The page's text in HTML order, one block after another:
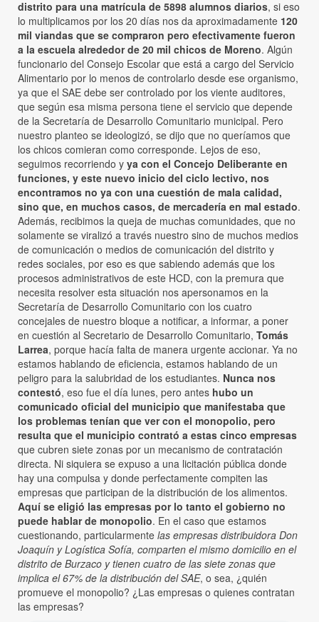
distrito para una matrícula de 5898 alumnos diarios, si eso
lo multiplicamos por los 20 días nos da aproximadamente 120
mil viandas que se compraron pero efectivamente fueron
a la escuela alrededor de 20 mil chicos de Moreno. Algún
funcionario del Consejo Escolar que está a cargo del Servicio
Alimentario por lo menos de controlarlo desde ese organismo,
ya que el SAE debe ser controlado por los viente auditores,
que según esa misma persona tiene el servicio que depende
de la Secretaría de Desarrollo Comunitario municipal. Pero
nuestro planteo se ideologizó, se dijo que no queríamos que
los chicos comieran como corresponde. Lejos de eso,
seguimos recorriendo y ya con el Concejo Deliberante en
funciones, y este nuevo inicio del ciclo lectivo, nos
encontramos no ya con una cuestión de mala calidad,
sino que, en muchos casos, de mercadería en mal estado.
Además, recibimos la queja de muchas comunidades, que no
solamente se viralizó a través nuestro sino de muchos medios
de comunicación o medios de comunicación del distrito y
redes sociales, por eso es que sabiendo además que los
procesos administrativos de este HCD, con la premura que
necesita resolver esta situación nos apersonamos en la
Secretaría de Desarrollo Comunitario con los cuatro
concejales de nuestro bloque a notificar, a informar, a poner
en cuestión al Secretario de Desarrollo Comunitario, Tomás
Larrea, porque hacía falta de manera urgente accionar. Ya no
estamos hablando de eficiencia, estamos hablando de un
peligro para la salubridad de los estudiantes. Nunca nos
contestó, eso fue el día lunes, pero antes hubo un
comunicado oficial del municipio que manifestaba que
los problemas tenían que ver con el monopolio, pero
resulta que el municipio contrató a estas cinco empresas
que cubren siete zonas por un mecanismo de contratación
directa. Ni siquiera se expuso a una licitación pública donde
hay una compulsa y donde perfectamente compiten las
empresas que participan de la distribución de los alimentos.
Aquí se eligió las empresas por lo tanto el gobierno no
puede hablar de monopolio. En el caso que estamos
cuestionando, particularmente las empresas distribuidora Don
Joaquín y Logística Sofía, comparten el mismo domicilio en el
distrito de Burzaco y tienen cuatro de las siete zonas que
implica el 67% de la distribución del SAE, o sea, ¿quién
promueve el monopolio? ¿Las empresas o quienes contratan
las empresas?